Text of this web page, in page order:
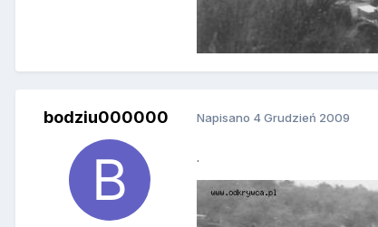
bodziu000000 Napisano 4 Grudzień 2009
.